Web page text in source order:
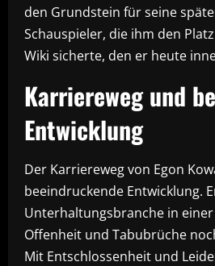
den Grundstein für seine
Schauspieler, die ihm den
Wiki sicherte, den er heute
Karriereweg und
Entwicklung
Der Karriereweg von Egon
beeindruckende Entwicklung.
Unterhaltungsbranche in
Offenheit und Tabubrüche
Mit Entschlossenheit und